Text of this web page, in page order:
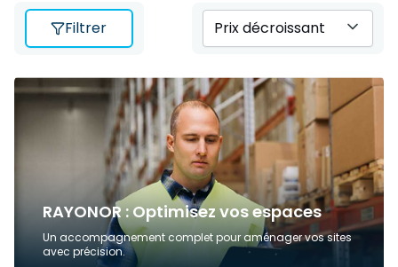
Filtrer Prix décroissant
RAYONOR : Optimisez vos espaces
Un accompagnement complet pour aménager vos sites
avec précision.